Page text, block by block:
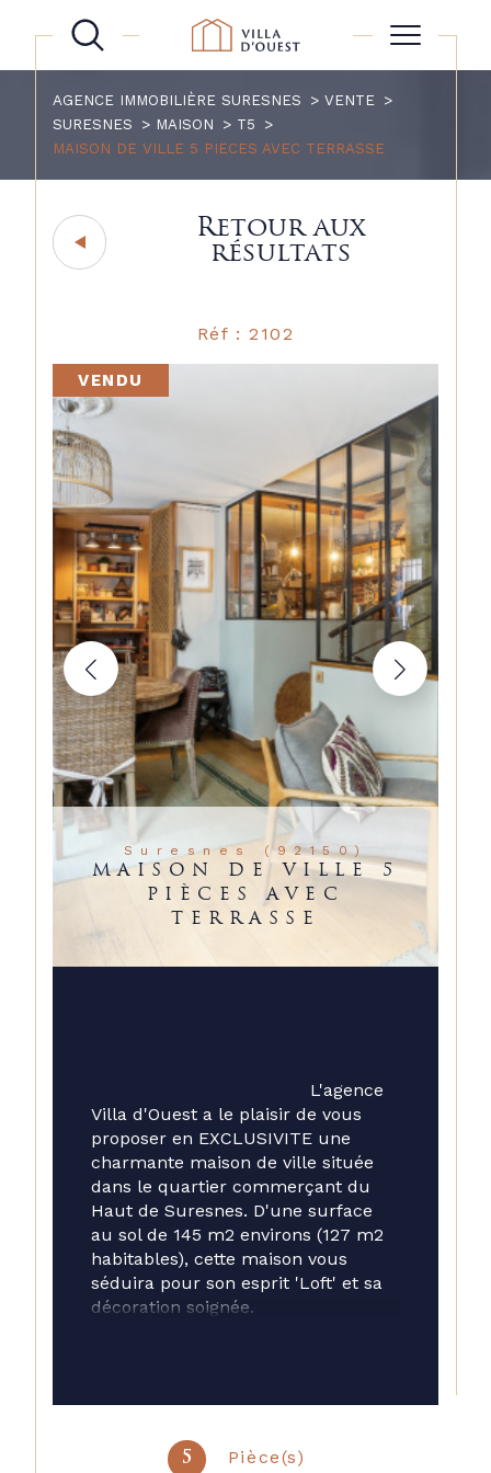
AGENCE IMMOBILIÈRE SURESNES
VENTE
SURESNES
MAISON
T5
MAISON DE VILLE 5 PIECES AVEC TERRASSE
Retour aux
résultats
Réf : 2102
VENDU
Suresnes (92150)
MAISON DE VILLE 5
PIÈCES AVEC
TERRASSE
5 Pièce(s)
Villa d'Ouest a le plaisir de vous
proposer en EXCLUSIVITE une
charmante maison de ville située
dans le quartier commerçant du
Haut de Suresnes. D'une surface
au sol de 145 m2 environs (127 m2
habitables), cette maison vous
séduira pour son esprit 'Loft' et sa
décoration soignée.
Poêle à bois et sa cuisine séparée
autre salon télé de 23 m2 avec une